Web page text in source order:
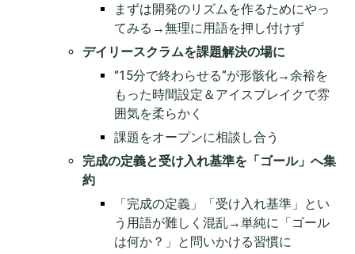
まずは開発のリズムを作るためにやっ
てみる→無理に用語を押し付けず
デイリースクラムを課題解決の場に
“15分で終わらせる”が形骸化→余裕を
もった時間設定＆アイスブレイクで雰
囲気を柔らかく
課題をオープンに相談し合う
完成の定義と受け入れ基準を「ゴール」へ集
約
「完成の定義」「受け入れ基準」とい
う用語が難しく混乱→単純に「ゴール
は何か？」と問いかける習慣に